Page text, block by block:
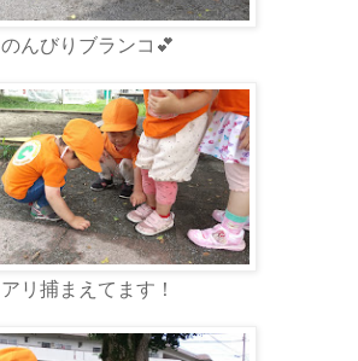
のんびりブランコ💕
アリ捕まえてます！